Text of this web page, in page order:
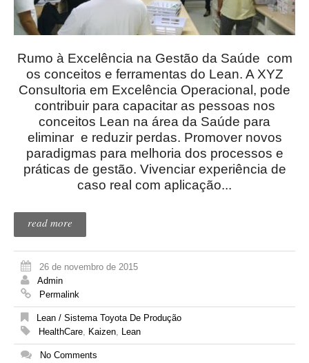
Rumo à Excelência na Gestão da Saúde com
os conceitos e ferramentas do Lean. A XYZ
Consultoria em Excelência Operacional, pode
contribuir para capacitar as pessoas nos
conceitos Lean na área da Saúde para
eliminar e reduzir perdas. Promover novos
paradigmas para melhoria dos processos e
práticas de gestão. Vivenciar experiência de
caso real com aplicação...
read more
26 de novembro de 2015
Admin
Permalink
Lean / Sistema Toyota De Produção
HealthCare, Kaizen, Lean
No Comments